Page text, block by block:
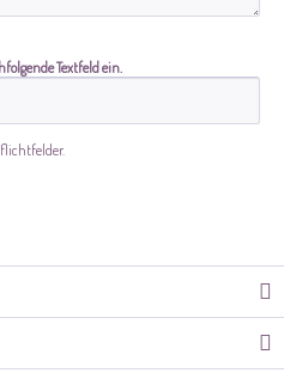
Textfeld ein.